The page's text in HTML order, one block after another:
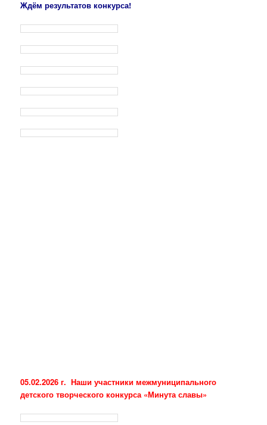
Ждём результатов конкурса!
05.02.2026 г. Наши участники межмуниципального
детского творческого конкурса «Минута славы»